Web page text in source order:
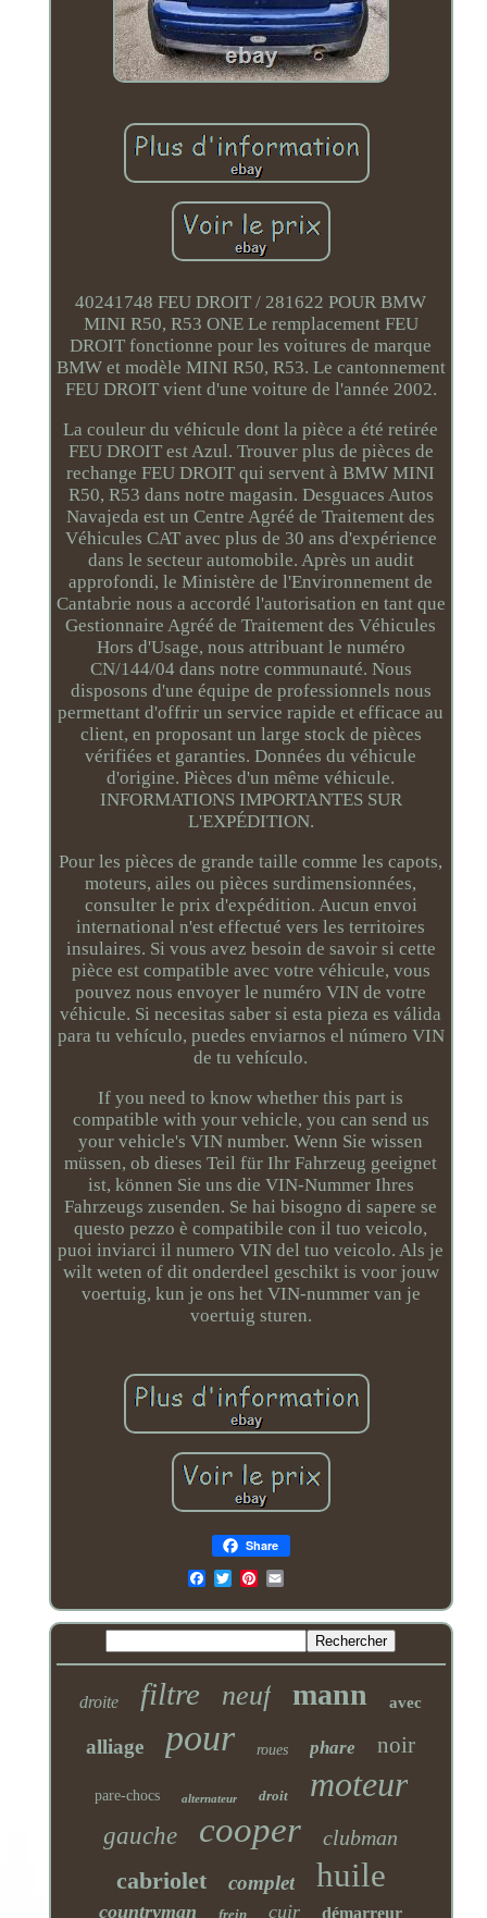
40241748 FEU DROIT / 281622 POUR BMW
MINI R50, R53 ONE Le remplacement FEU
DROIT fonctionne pour les voitures de marque
BMW et modèle MINI R50, R53. Le cantonnement
FEU DROIT vient d'une voiture de l'année 2002.
La couleur du véhicule dont la pièce a été retirée
FEU DROIT est Azul. Trouver plus de pièces de
rechange FEU DROIT qui servent à BMW MINI
R50, R53 dans notre magasin. Desguaces Autos
Navajeda est un Centre Agréé de Traitement des
Véhicules CAT avec plus de 30 ans d'expérience
dans le secteur automobile. Après un audit
approfondi, le Ministère de l'Environnement de
Cantabrie nous a accordé l'autorisation en tant que
Gestionnaire Agréé de Traitement des Véhicules
Hors d'Usage, nous attribuant le numéro
CN/144/04 dans notre communauté. Nous
disposons d'une équipe de professionnels nous
permettant d'offrir un service rapide et efficace au
client, en proposant un large stock de pièces
vérifiées et garanties. Données du véhicule
d'origine. Pièces d'un même véhicule.
INFORMATIONS IMPORTANTES SUR
L'EXPÉDITION.
Pour les pièces de grande taille comme les capots,
moteurs, ailes ou pièces surdimensionnées,
consulter le prix d'expédition. Aucun envoi
international n'est effectué vers les territoires
insulaires. Si vous avez besoin de savoir si cette
pièce est compatible avec votre véhicule, vous
pouvez nous envoyer le numéro VIN de votre
véhicule. Si necesitas saber si esta pieza es válida
para tu vehículo, puedes enviarnos el número VIN
de tu vehículo.
If you need to know whether this part is
compatible with your vehicle, you can send us
your vehicle's VIN number. Wenn Sie wissen
müssen, ob dieses Teil für Ihr Fahrzeug geeignet
ist, können Sie uns die VIN-Nummer Ihres
Fahrzeugs zusenden. Se hai bisogno di sapere se
questo pezzo è compatibile con il tuo veicolo,
puoi inviarci il numero VIN del tuo veicolo. Als je
wilt weten of dit onderdeel geschikt is voor jouw
voertuig, kun je ons het VIN-nummer van je
voertuig sturen.
Share
Email
droite filtre neuf mann avec
alliage pour roues phare noir
pare-chocs alternateur droit moteur
gauche cooper clubman
cabriolet complet huile
countryman frein cuir démarreur